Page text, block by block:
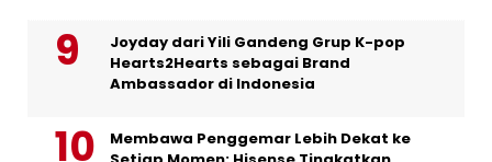
Joyday dari Yili Gandeng Grup K-pop
Hearts2Hearts sebagai Brand
Ambassador di Indonesia
Membawa Penggemar Lebih Dekat ke